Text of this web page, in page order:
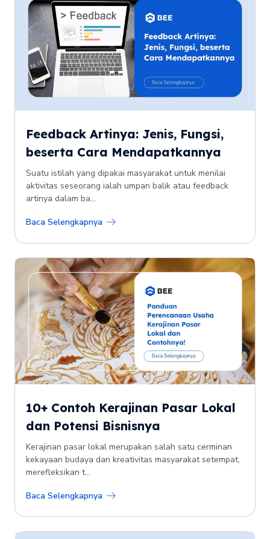
Feedback Artinya: Jenis, Fungsi,
beserta Cara Mendapatkannya
Suatu istilah yang dipakai masyarakat untuk menilai
aktivitas seseorang ialah umpan balik atau feedback
artinya dalam ba...
Baca Selengkapnya
10+ Contoh Kerajinan Pasar Lokal
dan Potensi Bisnisnya
Kerajinan pasar lokal merupakan salah satu cerminan
kekayaan budaya dan kreativitas masyarakat setempat,
merefleksikan t...
Baca Selengkapnya